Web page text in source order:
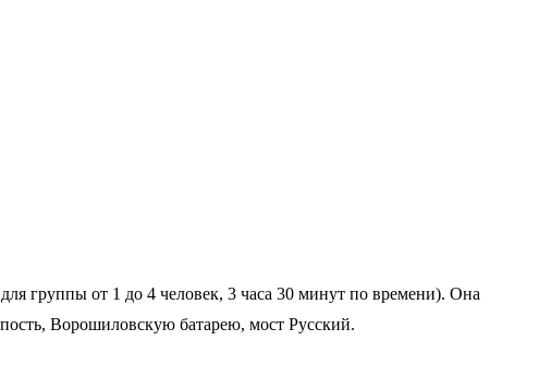
группы от 1 до 4 человек, 3 часа 30 минут по времени). Она
Ворошиловскую батарею, мост Русский.